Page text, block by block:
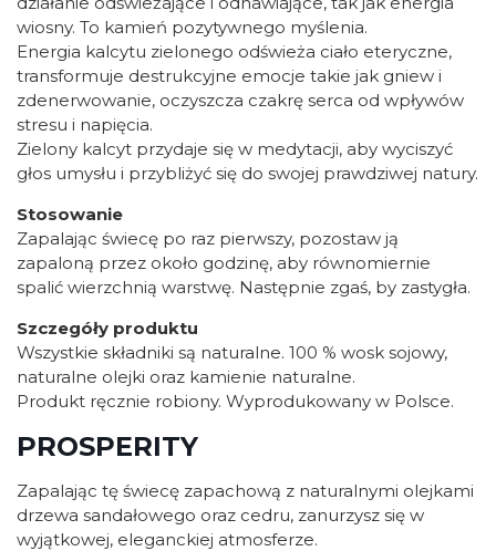
wiosny. To kamień pozytywnego myślenia.
Energia kalcytu zielonego odświeża ciało eteryczne,
transformuje destrukcyjne emocje takie jak gniew i
zdenerwowanie, oczyszcza czakrę serca od wpływów
stresu i napięcia.
Zielony kalcyt przydaje się w medytacji, aby wyciszyć
głos umysłu i przybliżyć się do swojej prawdziwej natury.
Stosowanie
Zapalając świecę po raz pierwszy, pozostaw ją
zapaloną przez około godzinę, aby równomiernie
spalić wierzchnią warstwę. Następnie zgaś, by zastygła.
Szczegóły produktu
Wszystkie składniki są naturalne. 100 % wosk sojowy,
naturalne olejki oraz kamienie naturalne.
Produkt ręcznie robiony. Wyprodukowany w Polsce.
PROSPERITY
Zapalając tę świecę zapachową z naturalnymi olejkami
drzewa sandałowego oraz cedru, zanurzysz się w
wyjątkowej, eleganckiej atmosferze.